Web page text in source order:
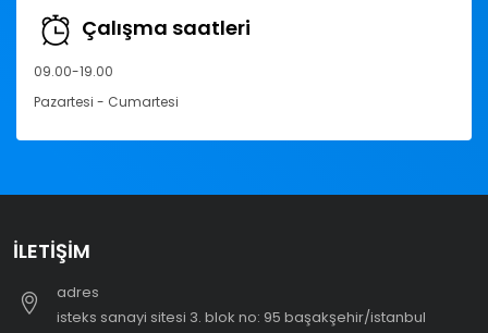
Çalışma saatleri
09.00-19.00
Pazartesi - Cumartesi
İLETIŞIM
adres
i̇steks sanayi sitesi 3. blok no: 95 başakşehir/i̇stanbul